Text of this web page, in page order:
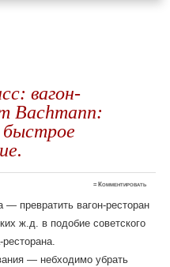
вагон-
Bachmann:
быстрое
≈ Комментировать
— превратить вагон-ресторан
ж.д. в подобие советского
ресторана.
— небходимо убрать